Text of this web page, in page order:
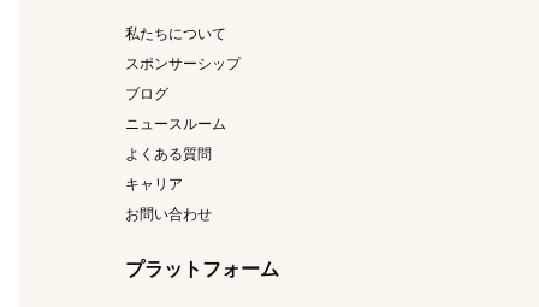
私たちについて
スポンサーシップ
ブログ
ニュースルーム
よくある質問
キャリア
お問い合わせ
プラットフォーム